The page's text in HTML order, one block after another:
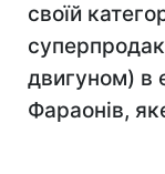
своїй
двигуном) в
Фараонів,